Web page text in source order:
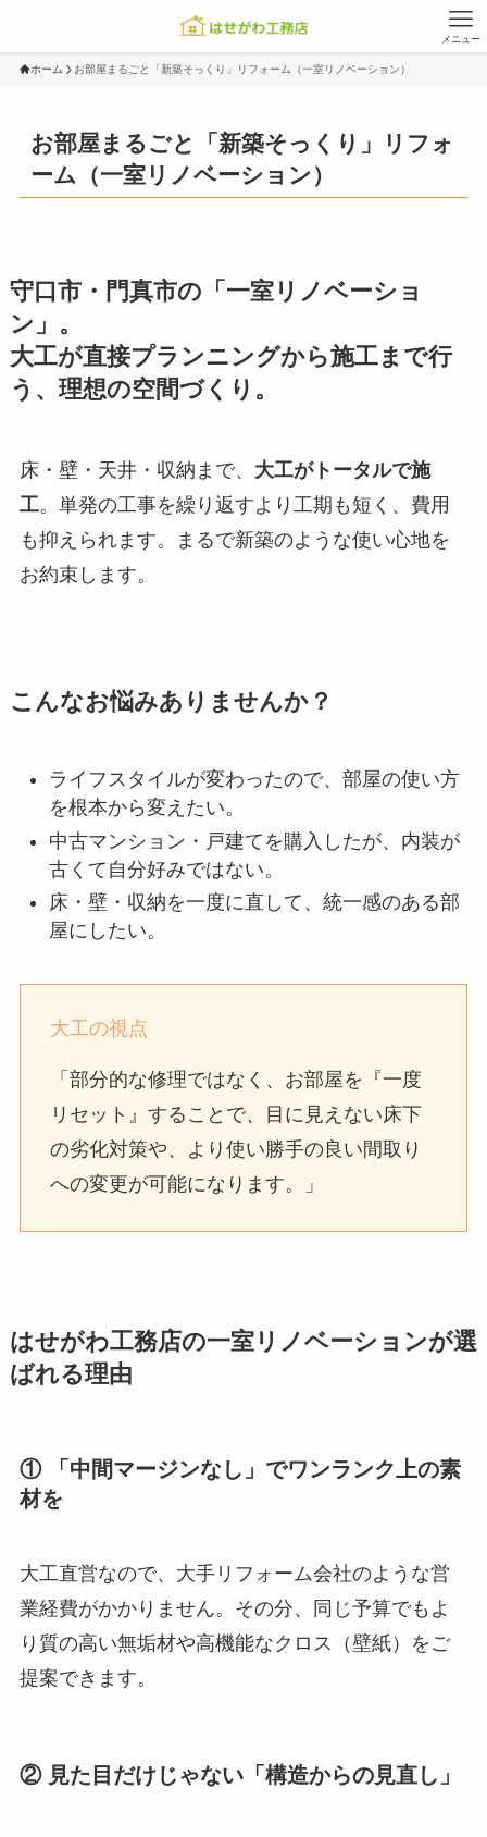
メニュー
ホーム お部屋まるごと「新築そっくり」リフォーム（一室リノベーション）
お部屋まるごと「新築そっくり」リフォ
ーム（一室リノベーション）
守口市・門真市の「一室リノベーショ
ン」。
大工が直接プランニングから施工まで行
う、理想の空間づくり。
床・壁・天井・収納まで、 大工がトータルで施
工。単発の工事を繰り返すより工期も短く、費用
も抑えられます。まるで新築のような使い心地を
お約束します。
こんなお悩みありませんか？
ライフスタイルが変わったので、部屋の使い方
を根本から変えたい。
中古マンション・戸建てを購入したが、内装が
古くて自分好みではない。
床・壁・収納を一度に直して、統一感のある部
屋にしたい。
大工の視点
「部分的な修理ではなく、お部屋を『一度
リセット』することで、目に見えない床下
の劣化対策や、より使い勝手の良い間取り
への変更が可能になります。」
はせがわ工務店の一室リノベーションが選
ばれる理由
① 「中間マージンなし」でワンランク上の素
材を
大工直営なので、大手リフォーム会社のような営
業経費がかかりません。その分、同じ予算でもよ
り質の高い無垢材や高機能なクロス（壁紙）をご
提案できます。
② 見た目だけじゃない「構造からの見直し」